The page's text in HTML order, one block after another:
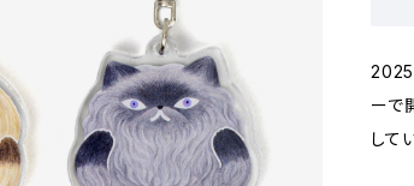
2025
ーで
して